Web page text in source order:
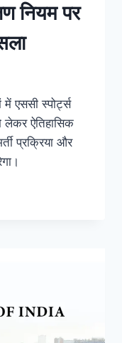
नियम पर
में एससी स्पोर्ट्स
लेकर ऐतिहासिक
प्रक्रिया और